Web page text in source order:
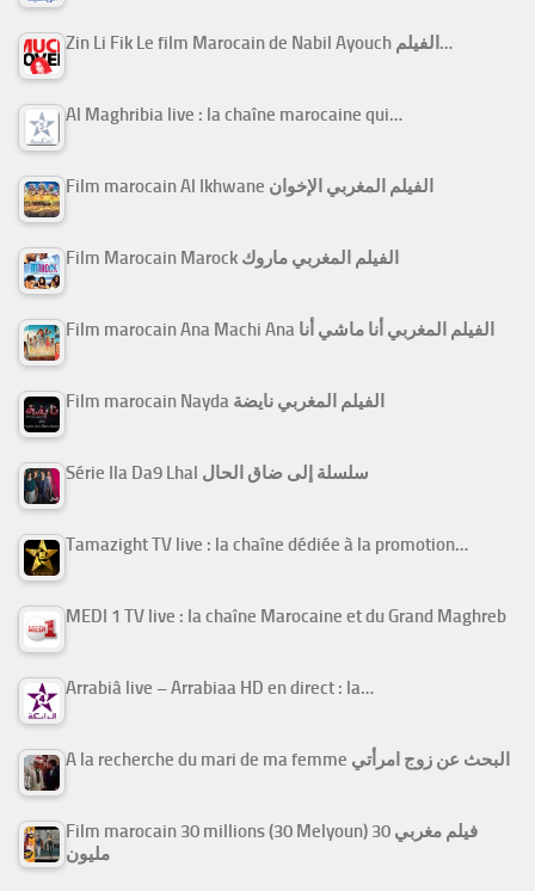
Zin Li Fik Le film Marocain de Nabil Ayouch الفيلم…
Al Maghribia live : la chaîne marocaine qui…
Film marocain Al Ikhwane الفيلم المغربي الإخوان
Film Marocain Marock الفيلم المغربي ماروك
Film marocain Ana Machi Ana الفيلم المغربي أنا ماشي أنا
Film marocain Nayda الفيلم المغربي نايضة
Série Ila Da9 Lhal سلسلة إلى ضاق الحال
Tamazight TV live : la chaîne dédiée à la promotion…
MEDI 1 TV live : la chaîne Marocaine et du Grand Maghreb
Arrabiâ live – Arrabiaa HD en direct : la…
A la recherche du mari de ma femme البحث عن زوج امرأتي
Film marocain 30 millions (30 Melyoun) فيلم مغربي 30
مليون